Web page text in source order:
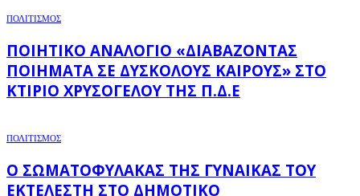
ΠΟΛΙΤΙΣΜΟΣ
ΠΟΙΗΤΙΚΌ ΑΝΑΛΌΓΙΟ «ΔΙΑΒΆΖΟΝΤΑΣ
ΠΟΙΉΜΑΤΑ ΣΕ ΔΎΣΚΟΛΟΥΣ ΚΑΙΡΟΎΣ» ΣΤΟ
ΚΤΊΡΙΟ ΧΡΥΣΌΓΕΛΟΥ ΤΗΣ Π.Δ.Ε
ΠΟΛΙΤΙΣΜΟΣ
Ο ΣΩΜΑΤΟΦΎΛΑΚΑΣ ΤΗΣ ΓΥΝΑΊΚΑΣ ΤΟΥ
ΕΚΤΕΛΕΣΤΉ ΣΤΟ ΔΗΜΟΤΙΚΌ